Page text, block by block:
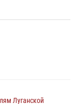
Луганской